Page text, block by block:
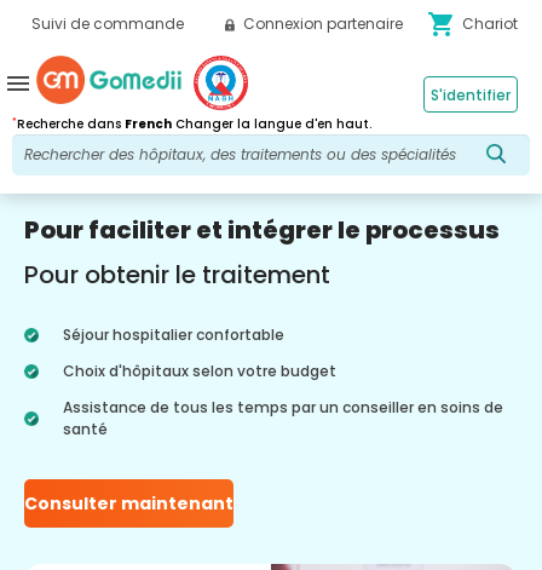
Suivi de commande Connexion partenaire shopping_cart Chariot
*Recherche dans French Changer la langue d'en haut.
S'identifier
menu
Pour faciliter et intégrer le processus
Pour obtenir le traitement
Séjour hospitalier confortable
Choix d'hôpitaux selon votre budget
Assistance de tous les temps par un conseiller en soins de
santé
Consulter maintenant